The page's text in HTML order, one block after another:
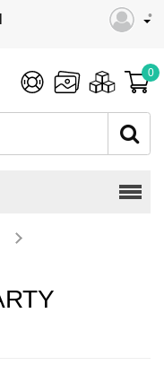
•
0